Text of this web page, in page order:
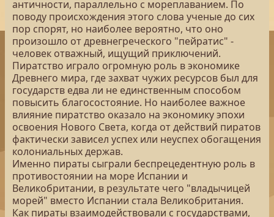
античности, параллельно с мореплаванием. По
поводу происхождения этого слова ученые до сих
пор спорят, но наиболее вероятно, что оно
произошло от древнегреческого "пейратис" -
человек отважный, ищущий приключений.
Пиратство играло огромную роль в экономике
Древнего мира, где захват чужих ресурсов был для
государств едва ли не единственным способом
повысить благосостояние. Но наиболее важное
влияние пиратство оказало на экономику эпохи
освоения Нового Света, когда от действий пиратов
фактически зависел успех или неуспех обогащения
колониальных держав.
Именно пираты сыграли беспрецедентную роль в
противостоянии на море Испании и
Великобритании, в результате чего "владычицей
морей" вместо Испании стала Великобритания.
Как пираты взаимодействовали с государствами,